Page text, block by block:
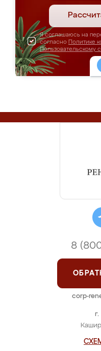
Я соглашаюсь на
согласно Политике
Пользовательскому
8
corp-